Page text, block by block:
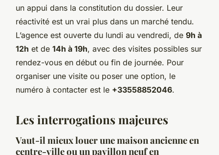
un appui dans la constitution du dossier. Leur
réactivité est un vrai plus dans un marché tendu.
L’agence est ouverte du lundi au vendredi, de 9h à
12h et de 14h à 19h, avec des visites possibles sur
rendez-vous en début ou fin de journée. Pour
organiser une visite ou poser une option, le
numéro à contacter est le +33558852046.
Les interrogations majeures
Vaut-il mieux louer une maison ancienne en
centre-ville ou un pavillon neuf en